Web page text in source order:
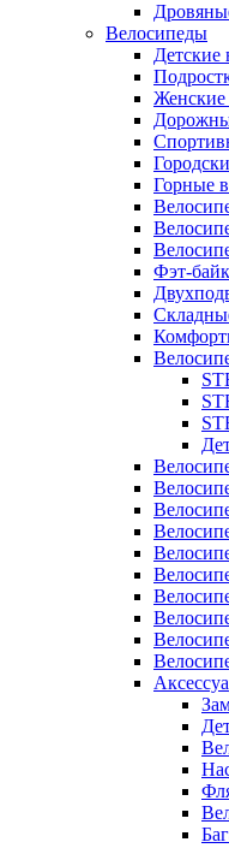
Велосипеды
Детские
Женские
Горные
Фэт-